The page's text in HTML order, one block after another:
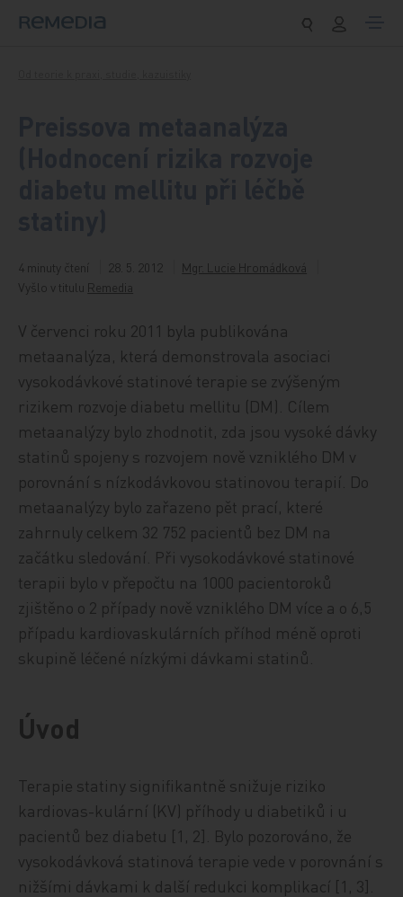
4 minuty čtení 28. 5. 2012
Mgr. Lucie Hromádková
Vyšlo v titulu Remedia
V červenci roku 2011 byla publikována
metaanalýza, která demonstrovala asociaci
vysokodávkové statinové terapie se zvýšeným
rizikem rozvoje diabetu mellitu (DM). Cílem
metaanalýzy bylo zhodnotit, zda jsou vysoké dávky
statinů spojeny s rozvojem nově vzniklého DM v
porovnání s nízkodávkovou statinovou terapií. Do
metaanalýzy bylo zařazeno pět prací, které
zahrnuly celkem 32 752 pacientů bez DM na
začátku sledování. Při vysokodávkové statinové
terapii bylo v přepočtu na 1000 pacientoroků
zjištěno o 2 případy nově vzniklého DM více a o 6,5
případu kardiovaskulárních příhod méně oproti
skupině léčené nízkými dávkami statinů.
Úvod
Terapie statiny signifikantně snižuje riziko
kardiovas-kulární (KV) příhody u diabetiků i u
pacientů bez diabetu [1, 2]. Bylo pozorováno, že
vysokodávková statinová terapie vede v porovnání s
nižšími dávkami k další redukci komplikací [1, 3].